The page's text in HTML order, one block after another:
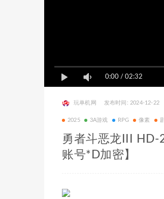
0:00 / 02:32
玩单机网 发布时间: 2024-12-22
2025 3A游戏 RPG 像素
勇者斗恶龙III HD-
账号*D加密】